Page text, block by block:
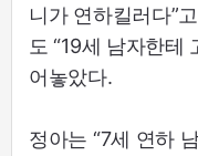
니가 연하킬러다”
도 “19세 남자한테
어놓았다.
정아는 “7세 연하